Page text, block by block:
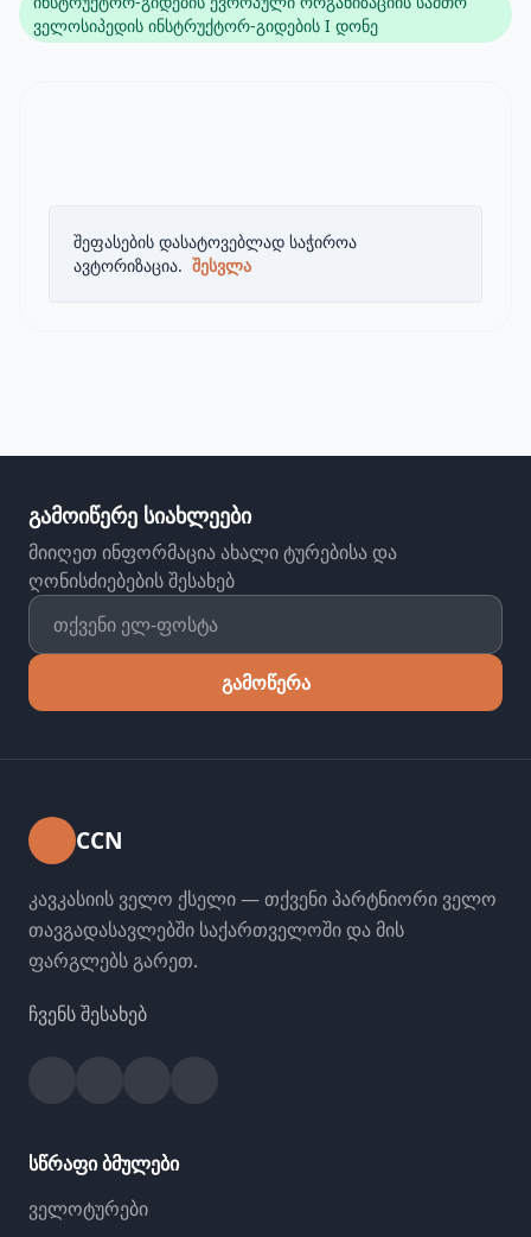
ველოსიპედის ინსტრუქტორ-გიდების I დონე
შეფასების დასატოვებლად საჭიროა
ავტორიზაცია. შესვლა
გამოიწერე სიახლეები
მიიღეთ ინფორმაცია ახალი ტურებისა და
ღონისძიებების შესახებ
გამოწერა
CCN
კავკასიის ველო ქსელი — თქვენი პარტნიორი ველო
თავგადასავლებში საქართველოში და მის
ფარგლებს გარეთ.
ჩვენს შესახებ
სწრაფი ბმულები
ველოტურები